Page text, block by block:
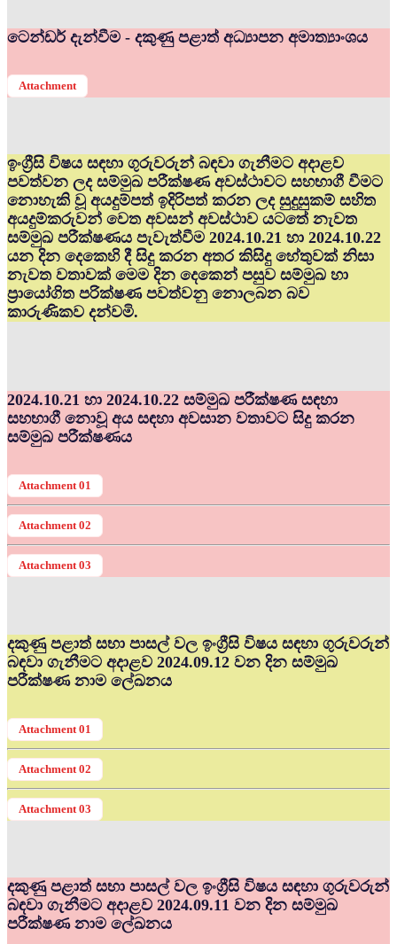
ටෙන්ඩර් දැන්වීම - දකුණු පළාත් අධ්‍යාපන අමාත්‍යාංශය
Attachment
ඉංග්‍රීසි විෂය සඳහා ගුරුවරුන් බඳවා ගැනීමට අදාළව
පවත්වන ලද සම්මුඛ පරීක්ෂණ අවස්ථාවට සහභාගී වීමට
නොහැකි වූ අයදුම්පත් ඉදිරිපත් කරන ලද සුදුසුකම් සහිත
අයදුම්කරුවන් වෙත අවසන් අවස්ථාව යටතේ නැවත
සම්මුඛ පරීක්ෂණය පැවැත්වීම 2024.10.21 හා 2024.10.22
යන දින දෙකෙහි දී සිදු කරන අතර කිසිදු හේතුවක් නිසා
නැවත වතාවක් මෙම දින දෙකෙන් පසුව සම්මුඛ හා
ප්‍රායෝගිත පරික්ෂණ පවත්වනු නොලබන බව
කාරුණිකව දන්වමි.
2024.10.21 හා 2024.10.22 සම්මුඛ පරීක්ෂණ සඳහා
සහභාගී නොවූ අය සඳහා අවසාන වතාවට සිදු කරන
සම්මුඛ පරීක්ෂණය
Attachment 01
Attachment 02
Attachment 03
දකුණු පළාත් සභා පාසල් වල ඉංග්‍රීසි විෂය සඳහා ගුරුවරුන්
බඳවා ගැනීමට අදාළව 2024.09.12 වන දින සම්මුඛ
පරීක්ෂණ නාම ලේඛනය
Attachment 01
Attachment 02
Attachment 03
දකුණු පළාත් සභා පාසල් වල ඉංග්‍රීසි විෂය සඳහා ගුරුවරුන්
බඳවා ගැනීමට අදාළව 2024.09.11 වන දින සම්මුඛ
පරීක්ෂණ නාම ලේඛනය